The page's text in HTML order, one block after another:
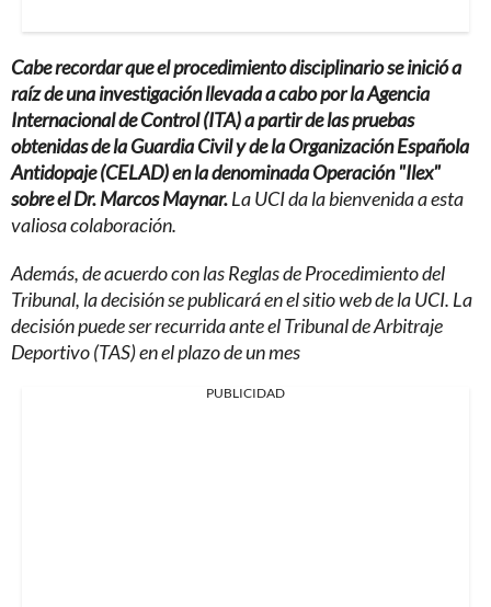
Cabe recordar que el procedimiento disciplinario se inició a
raíz de una investigación llevada a cabo por la Agencia
Internacional de Control (ITA) a partir de las pruebas
obtenidas de la Guardia Civil y de la Organización Española
Antidopaje (CELAD) en la denominada Operación "Ilex"
sobre el Dr. Marcos Maynar.La UCI da la bienvenida a esta
valiosa colaboración.
Además, de acuerdo con las Reglas de Procedimiento del
Tribunal, la decisión se publicará en el sitio web de la UCI. La
decisión puede ser recurrida ante el Tribunal de Arbitraje
Deportivo (TAS) en el plazo de un mes
PUBLICIDAD